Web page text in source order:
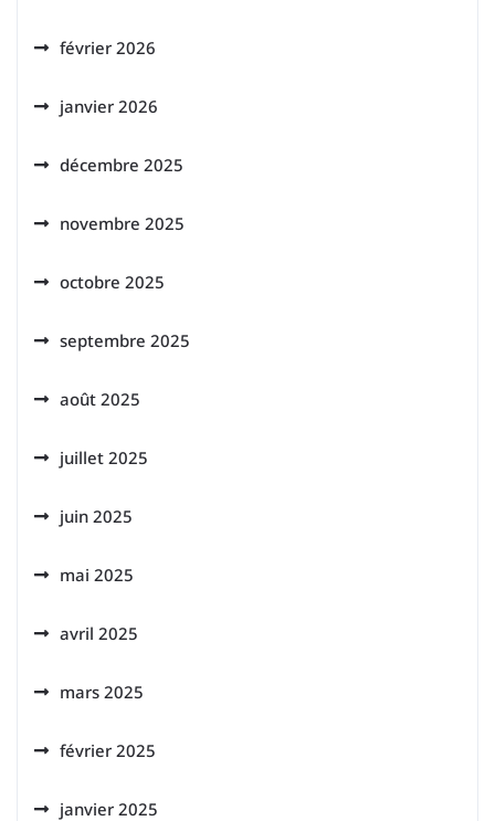
février 2026
janvier 2026
décembre 2025
novembre 2025
octobre 2025
septembre 2025
août 2025
juillet 2025
juin 2025
mai 2025
avril 2025
mars 2025
février 2025
janvier 2025